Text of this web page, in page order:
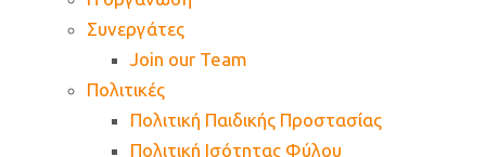
Συνεργάτες
Join our Team
Πολιτικές
Πολιτική Παιδικής Προστασίας
Πολιτική Ισότητας Φύλου